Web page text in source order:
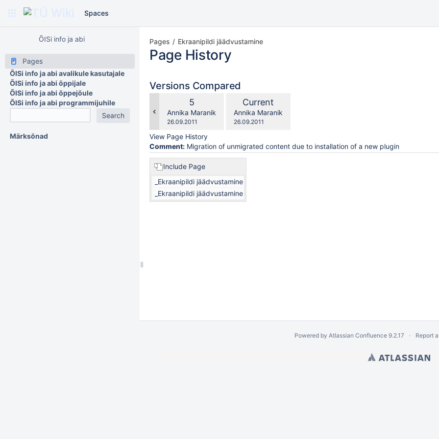
Spaces
ÕISi info ja abi
Pages
ÕISi info ja abi avalikule kasutajale
ÕISi info ja abi õppijale
ÕISi info ja abi õppejõule
ÕISi info ja abi programmijuhile
Märksõnad
Pages Ekraanipildi jäädvustamine
Page History
Versions Compared
Old
Version
5
changes.mady.by.user
Annika Maranik
Saved
26.09.2011
compared
New
Version
Current
changes.mady.by.user
Annika Maranik
Saved
26.09.2011
View Page History
Comment: Migration of unmigrated content due to installation of a new plugin
Include Page
_Ekraanipildi jäädvustamine
_Ekraanipildi jäädvustamine
Powered by Atlassian Confluence 9.2.17 Report